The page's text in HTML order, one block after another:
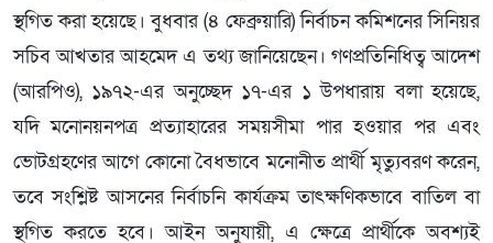
স্থগিত করা হয়েছে। বুধবার (৪ ফেব্রুয়ারি) নির্বাচন কমিশনের সিনিয়র
সচিব আখতার আহমেদ এ তথ্য জানিয়েছেন। গণপ্রতিনিধিত্ব আদেশ
(আরপিও), ১৯৭২-এর অনুচ্ছেদ ১৭-এর ১ উপধারায় বলা হয়েছে,
যদি মনোনয়নপত্র প্রত্যাহারের সময়সীমা পার হওয়ার পর এবং
ভোটগ্রহণের আগে কোনো বৈধভাবে মনোনীত প্রার্থী মৃত্যুবরণ করেন,
তবে সংশ্লিষ্ট আসনের নির্বাচনি কার্যক্রম তাৎক্ষণিকভাবে বাতিল বা
স্থগিত করতে হবে। আইন অনুযায়ী, এ ক্ষেত্রে প্রার্থীকে অবশ্যই